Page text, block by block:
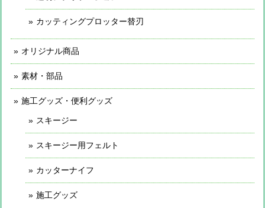
カッティングプロッター替刃
オリジナル商品
素材・部品
施工グッズ・便利グッズ
スキージー
スキージー用フェルト
カッターナイフ
施工グッズ